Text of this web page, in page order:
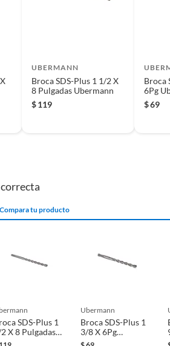
UBERMANN
Broca SDS-Plus 1 1/2 X
8 Pulgadas Ubermann
$ 119
Broca
6Pg
$69
Compara tu producto
ubermann
SDS-Plus 1
X 8 Pulgadas
ubermann
Broca SDS-Plus 1
3/8 X 6Pg
Ubermann